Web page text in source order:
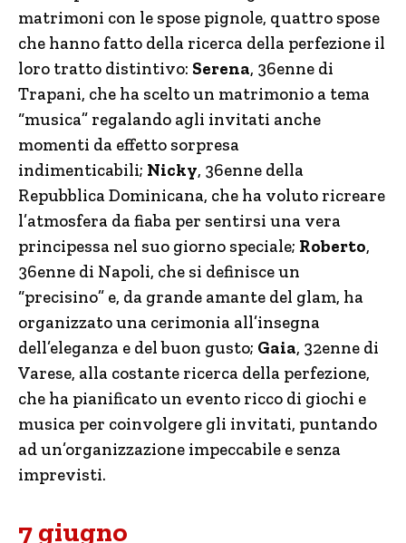
matrimoni con le spose pignole, quattro spose
che hanno fatto della ricerca della perfezione il
loro tratto distintivo: Serena, 36enne di
Trapani, che ha scelto un matrimonio a tema
“musica” regalando agli invitati anche
momenti da effetto sorpresa
indimenticabili; Nicky, 36enne della
Repubblica Dominicana, che ha voluto ricreare
l’atmosfera da fiaba per sentirsi una vera
principessa nel suo giorno speciale; Roberto,
36enne di Napoli, che si definisce un
“precisino” e, da grande amante del glam, ha
organizzato una cerimonia all’insegna
dell’eleganza e del buon gusto; Gaia, 32enne di
Varese, alla costante ricerca della perfezione,
che ha pianificato un evento ricco di giochi e
musica per coinvolgere gli invitati, puntando
ad un’organizzazione impeccabile e senza
imprevisti.
7 giugno